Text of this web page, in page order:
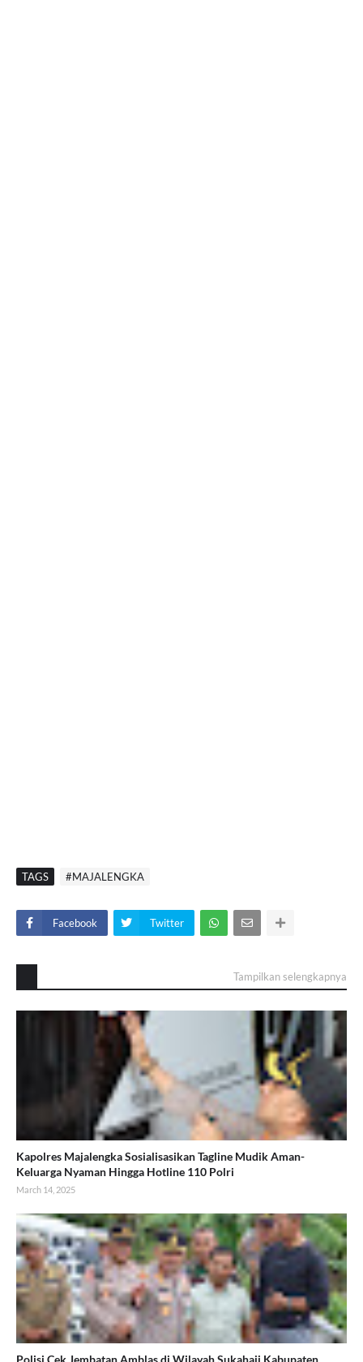
TAGS #MAJALENGKA
Facebook Twitter
Tampilkan selengkapnya
Kapolres Majalengka Sosialisasikan Tagline Mudik Aman-
Keluarga Nyaman Hingga Hotline 110 Polri
March 14, 2025
Polisi Cek Jembatan Amblas di Wilayah Sukahaji Kabupaten